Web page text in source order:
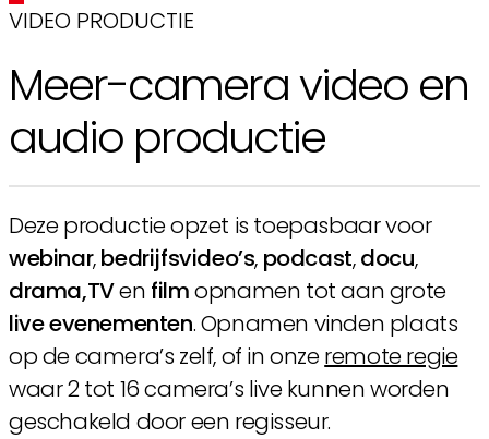
VIDEO PRODUCTIE
Meer-camera video en
audio productie
Deze productie opzet is toepasbaar voor
webinar,bedrijfsvideo’s, podcast,docu,
drama,TVen filmopnamen tot aan grote
live evenementen. Opnamen vinden plaats
op de camera’s zelf, of in onzeremote regie
waar 2 tot 16 camera’s live kunnen worden
geschakeld door een regisseur.